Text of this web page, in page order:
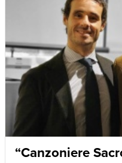
“Canzoniere